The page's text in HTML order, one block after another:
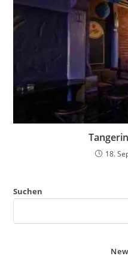
18.
Suchen